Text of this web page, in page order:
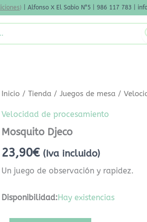
) | Alfonso X El Sabio N°5 | 986 117 783 |
Inicio /Tienda /Juegos de mesa /
Velocidad de procesamiento
Mosquito Djeco
23,90€ (Iva incluido)
Un juego de observación y rapidez.
Disponibilidad: Hay existencias
Mosquito
cantidad